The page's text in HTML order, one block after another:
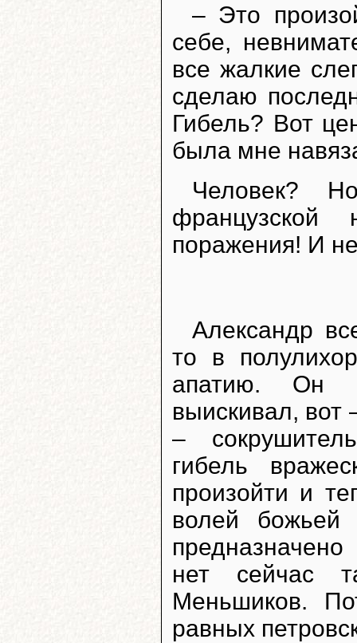
– Это
себе,
все жалкие
сделаю
Гибель? Вот
была мне
Человек?
поражения! И
Александр
то в
апатию. Он
выискивал,
–
гибель
произойти и
волей
нет сейчас
Меньшиков.
равных